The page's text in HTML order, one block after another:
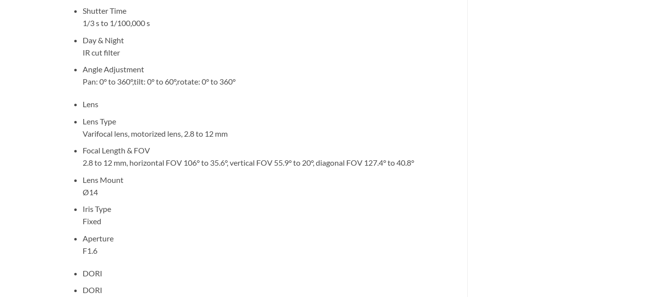
Shutter Time
1/3 s to 1/100,000 s
Day & Night
IR cut filter
Angle Adjustment
Pan: 0° to 360°,tilt: 0° to 60°,rotate: 0° to 360°
Lens
Lens Type
Varifocal lens, motorized lens, 2.8 to 12 mm
Focal Length & FOV
2.8 to 12 mm, horizontal FOV 106° to 35.6°, vertical FOV 55.9° to 20°, diagonal FOV 127.4° to 40.8°
Lens Mount
Ø14
Iris Type
Fixed
Aperture
F1.6
DORI
DORI